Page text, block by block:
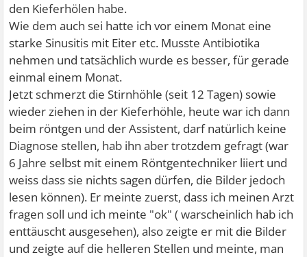
den Kieferhölen habe.
Wie dem auch sei hatte ich vor einem Monat eine
starke Sinusitis mit Eiter etc. Musste Antibiotika
nehmen und tatsächlich wurde es besser, für gerade
einmal einem Monat.
Jetzt schmerzt die Stirnhöhle (seit 12 Tagen) sowie
wieder ziehen in der Kieferhöhle, heute war ich dann
beim röntgen und der Assistent, darf natürlich keine
Diagnose stellen, hab ihn aber trotzdem gefragt (war
6 Jahre selbst mit einem Röntgentechniker liiert und
weiss dass sie nichts sagen dürfen, die Bilder jedoch
lesen können). Er meinte zuerst, dass ich meinen Arzt
fragen soll und ich meinte "ok" ( warscheinlich hab ich
enttäuscht ausgesehen), also zeigte er mit die Bilder
und zeigte auf die helleren Stellen und meinte, man